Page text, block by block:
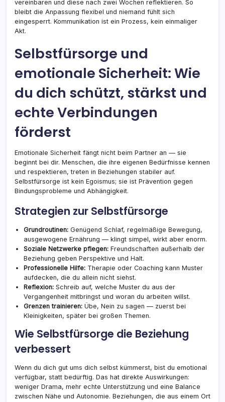
vereinbaren und diese nach zwei Wochen reflektieren. So
bleibt die Anpassung flexibel und niemand fühlt sich
eingesperrt. Kommunikation ist ein Prozess, kein einmaliger
Akt.
Selbstfürsorge und
emotionale Sicherheit: Wie
du dich schützt, stärkst und
echte Verbindungen
förderst
Emotionale Sicherheit fängt nicht beim Partner an — sie
beginnt bei dir. Menschen, die ihre eigenen Bedürfnisse kennen
und respektieren, treten in Beziehungen stabiler auf.
Selbstfürsorge ist kein Egoismus; sie ist Prävention gegen
Bindungsprobleme und Abhängigkeit.
Strategien zur Selbstfürsorge
Grundroutinen: Genügend Schlaf, regelmäßige Bewegung,
ausgewogene Ernährung — klingt simpel, wirkt aber enorm.
Soziale Netzwerke pflegen: Freundschaften außerhalb der
Beziehung geben Perspektive und Halt.
Professionelle Hilfe: Therapie oder Coaching kann Muster
aufdecken, die du allein nicht siehst.
Reflexion: Schreib auf, welche Muster du aus der
Vergangenheit mitbringst und woran du arbeiten willst.
Grenzen trainieren: Übe, Nein zu sagen — zuerst bei
Kleinigkeiten, später bei großen Themen.
Wie Selbstfürsorge die Beziehung
verbessert
Wenn du dich gut ums dich selbst kümmerst, bist du emotional
verfügbar, statt bedürftig. Das hat direkte Auswirkungen:
weniger Drama, mehr echte Unterstützung und eine Balance
zwischen Nähe und Autonomie. Beziehungen, die aus einem Ort